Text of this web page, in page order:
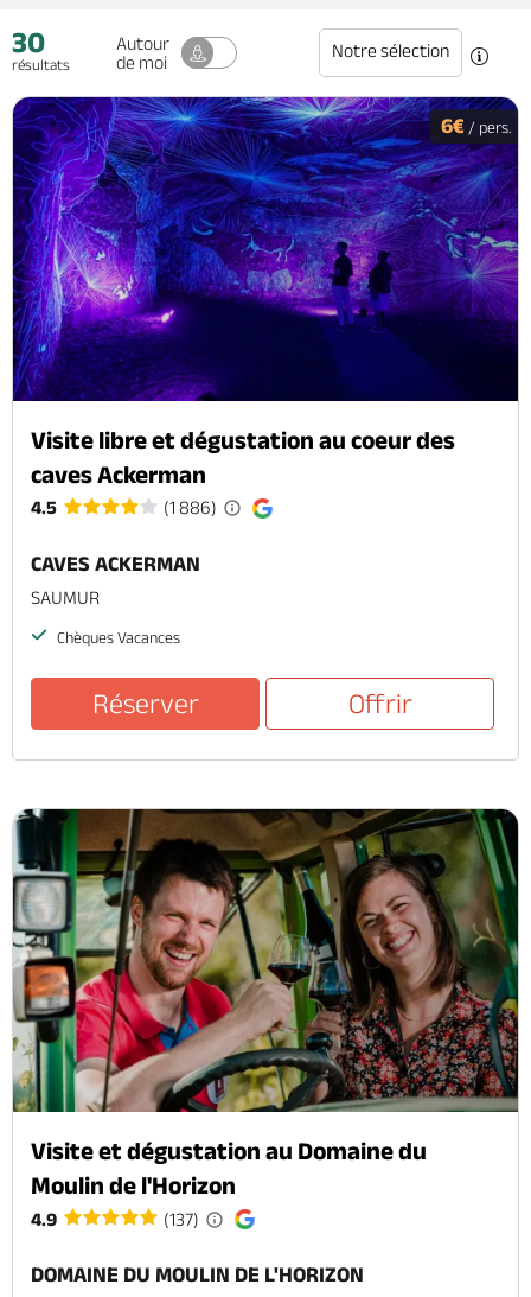
30
résultats
Autour
de moi
Notre sélection
6€ / pers.
Visite libre et dégustation au coeur des
caves Ackerman
4.5 (1 886)
CAVES ACKERMAN
SAUMUR
Chèques Vacances
Réserver Offrir
Visite et dégustation au Domaine du
Moulin de l'Horizon
4.9 (137)
DOMAINE DU MOULIN DE L'HORIZON